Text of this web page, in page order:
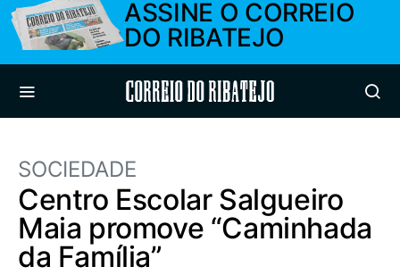
ASSINE O CORREIO
DO RIBATEJO
Correio do Ribatejo
SOCIEDADE
Centro Escolar Salgueiro
Maia promove “Caminhada
da Família”